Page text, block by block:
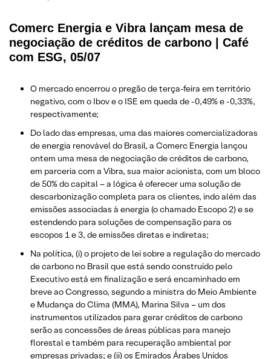
Comerc Energia e Vibra lançam mesa de
negociação de créditos de carbono | Café
com ESG, 05/07
O mercado encerrou o pregão de terça-feira em território
negativo, com o Ibov e o ISE em queda de -0,49% e -0,33%,
respectivamente;
Do lado das empresas, uma das maiores comercializadoras
de energia renovável do Brasil, a Comerc Energia lançou
ontem uma mesa de negociação de créditos de carbono,
em parceria com a Vibra, sua maior acionista, com um bloco
de 50% do capital – a lógica é oferecer uma solução de
descarbonização completa para os clientes, indo além das
emissões associadas à energia (o chamado Escopo 2) e se
estendendo para soluções de compensação para os
escopos 1 e 3, de emissões diretas e indiretas;
Na política, (i) o projeto de lei sobre a regulação do mercado
de carbono no Brasil que está sendo construído pelo
Executivo está em finalização e será encaminhado em
breve ao Congresso, segundo a ministra do Meio Ambiente
e Mudança do Clima (MMA), Marina Silva – um dos
instrumentos utilizados para gerar créditos de carbono
serão as concessões de áreas públicas para manejo
florestal e também para recuperação ambiental por
empresas privadas; e (ii) os Emirados Árabes Unidos